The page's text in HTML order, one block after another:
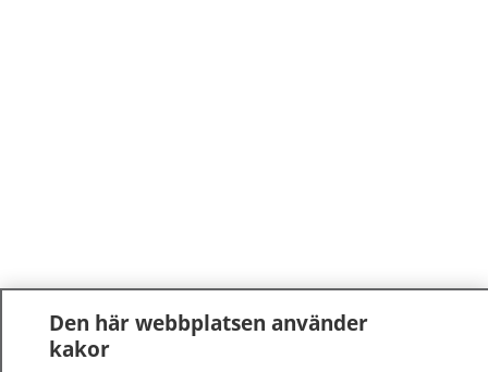
Den här webbplatsen använder
kakor